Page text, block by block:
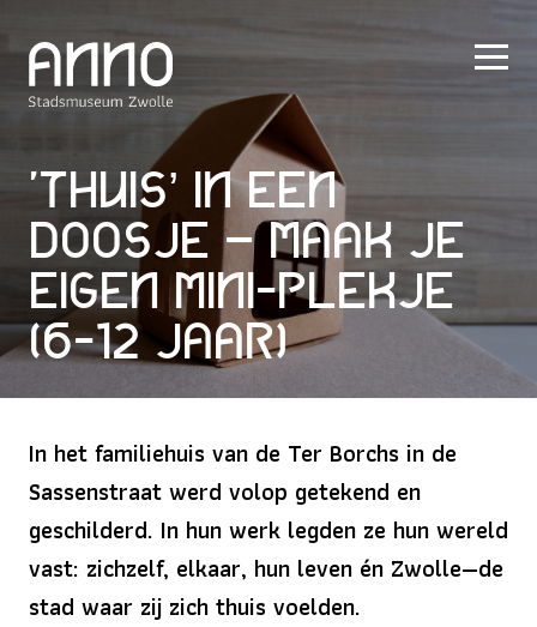
‘Thuis’ in een
doosje – maak je
eigen mini-plekje
(6-12 jaar)
In het familiehuis van de Ter Borchs in de
Sassenstraat werd volop getekend en
geschilderd. In hun werk legden ze hun wereld
vast: zichzelf, elkaar, hun leven én Zwolle—de
stad waar zij zich thuis voelden.